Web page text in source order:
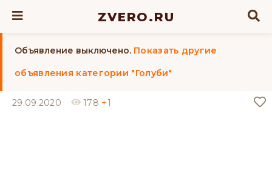
ZVERO.RU
Объявление выключено. Показать другие
объявления категории "Голуби"
29.09.2020 178 +1